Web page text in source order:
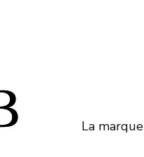
La marque